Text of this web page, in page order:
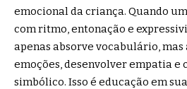
emocional da criança. Quando
com ritmo, entonação e
apenas absorve vocabulário,
emoções, desenvolver empatia
simbólico. Isso é educação em